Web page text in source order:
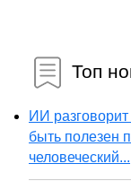
Топ
ИИ
быть полезен
человеческий...